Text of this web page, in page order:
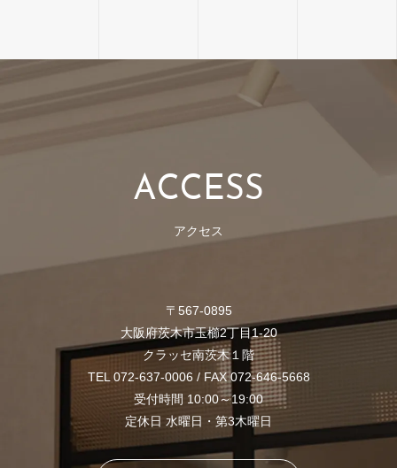
ACCESS
アクセス
〒567-0895
大阪府茨木市玉櫛2丁目1-20
クラッセ南茨木１階
TEL 072-637-0006 / FAX 072-646-5668
受付時間 10:00～19:00
定休日 水曜日・第3木曜日